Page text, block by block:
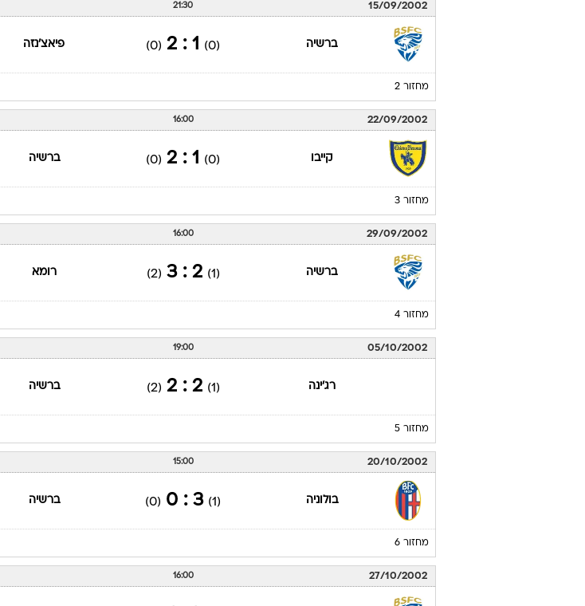
15/09/2002
21:30
ברשיה (0)
1 : 2
(0) פיאצ'נזה
מחזור 2
22/09/2002
16:00
קייבו (0)
1 : 2
(0) ברשיה
מחזור 3
29/09/2002
16:00
ברשיה (1)
2 : 3
(2) רומא
מחזור 4
05/10/2002
19:00
רג'ינה (1)
2 : 2
(2) ברשיה
מחזור 5
20/10/2002
15:00
בולוניה (1)
3 : 0
(0) ברשיה
מחזור 6
27/10/2002
16:00